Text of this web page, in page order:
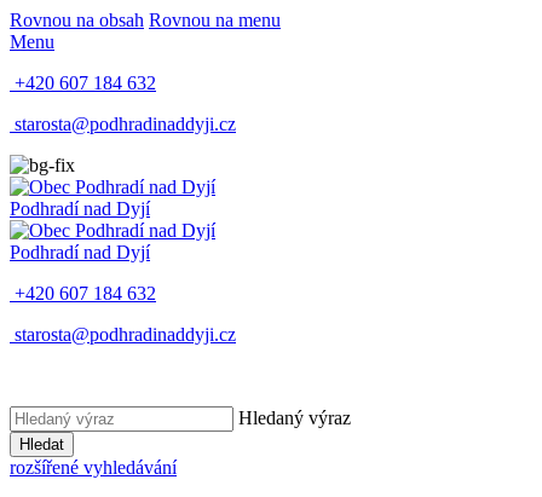
Rovnou na obsah Rovnou na menu
Menu
+420 607 184 632
starosta@podhradinaddyji.cz
Podhradí nad Dyjí
Podhradí nad Dyjí
+420 607 184 632
starosta@podhradinaddyji.cz
Hledaný výraz
Hledat
rozšířené vyhledávání